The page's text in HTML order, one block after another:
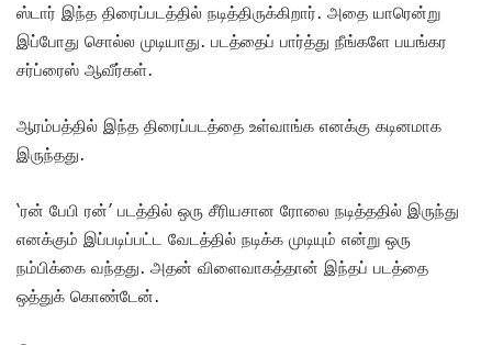
ஸ்டார் இந்த திரைப்படத்தில் நடித்திருக்கிறார். அதை யாரென்று
இப்போது சொல்ல முடியாது. படத்தைப் பார்த்து நீங்களே பயங்கர
சர்ப்ரைஸ் ஆவீர்கள்.
ஆரம்பத்தில் இந்த திரைப்படத்தை உள்வாங்க எனக்கு கடினமாக
இருந்தது.
‘ரன் பேபி ரன்’ படத்தில் ஒரு சீரியசான ரோலை நடித்ததில் இருந்து
எனக்கும் இப்படிப்பட்ட வேடத்தில் நடிக்க முடியும் என்று ஒரு
நம்பிக்கை வந்தது. அதன் விளைவாகத்தான் இந்தப் படத்தை
ஒத்துக் கொண்டேன்.